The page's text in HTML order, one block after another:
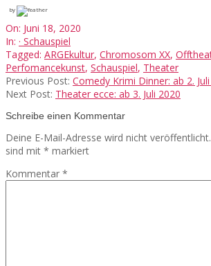
by
2020-
06-
18
On: Juni 18, 2020
In: · Schauspiel
Tagged: ARGEkultur, Chromosom XX,
Perfomancekunst, Schauspiel, Theater
Previous Post: Comedy Krimi Dinner: ab 2.
Next Post: Theater ecce: ab 3. Juli 2020
Schreibe einen Kommentar
Deine E-Mail-Adresse wird nicht veröffentlicht.
sind mit * markiert
Kommentar *